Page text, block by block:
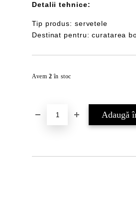
Detalii tehnice:
Tip produs: servetele
Destinat pentru: curatarea
Avem 2 în stoc